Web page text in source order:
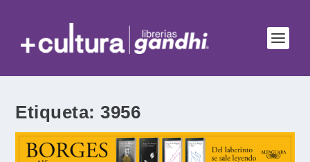
Etiqueta:3956